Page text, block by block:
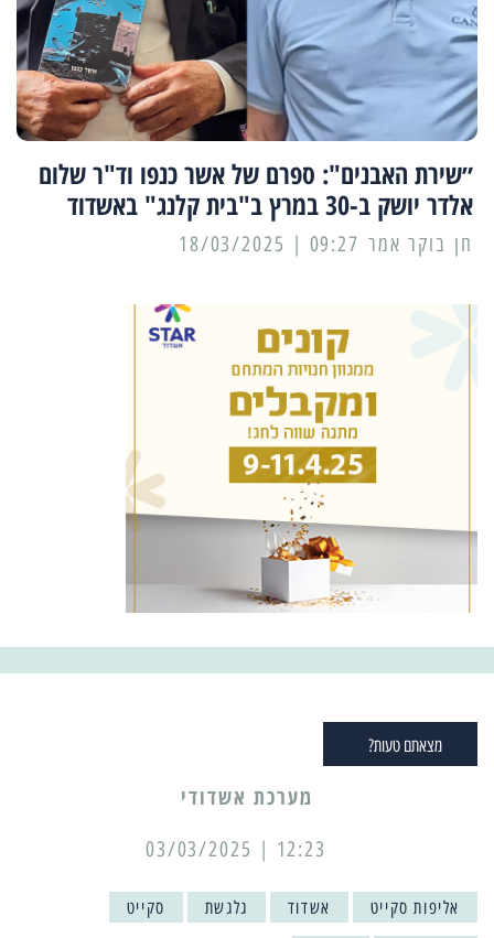
״שירת האבנים": ספרם של אשר כנפו וד"ר שלום
אלדר יושק ב-30 במרץ ב"בית קלנג" באשדוד
09:27 | 18/03/2025
מצאתם טעות?
מערכת אשדודי
12:23 | 03/03/2025
אליפות סקייט אשדוד גלגשת סקייט